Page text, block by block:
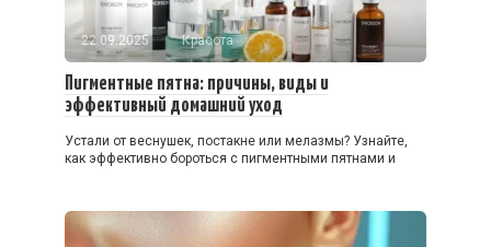
22.09.2025 Красота
Пигментные пятна: причины, виды и
эффективный домашний уход
Устали от веснушек, постакне или мелазмы? Узнайте,
как эффективно бороться с пигментными пятнами и